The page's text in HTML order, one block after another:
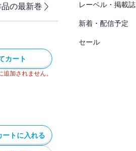
品の最新巻
カート
加されません。
ートに入れる
レーベル・掲載誌
新着・配信予定
セール